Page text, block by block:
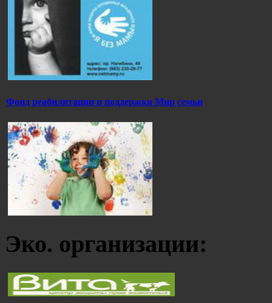
Фонд реабилитации и поддержки Мир семьи
Эко. организации: